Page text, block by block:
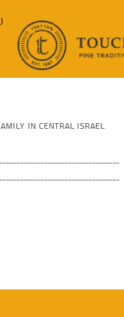
in Central Israel